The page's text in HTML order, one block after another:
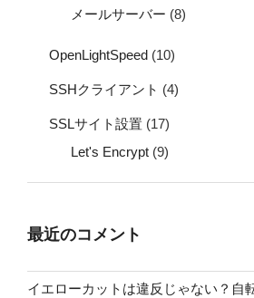
メールサーバー (8)
OpenLightSpeed (10)
SSHクライアント (4)
SSLサイト設置 (17)
Let's Encrypt (9)
最近のコメント
イエローカットは違反じゃない？自